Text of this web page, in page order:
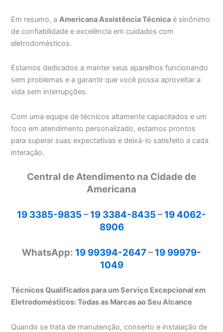
Em resumo, aAmericana Assistência Técnica é sinônimo
de confiabilidade e excelência em cuidados com
eletrodomésticos.
Estamos dedicados a manter seus aparelhos funcionando
sem problemas e a garantir que você possa aproveitar a
vida sem interrupções.
Com uma equipe de técnicos altamente capacitados e um
foco em atendimento personalizado, estamos prontos
para superar suas expectativas e deixá-lo satisfeito a cada
interação.
Central de Atendimento na Cidade de
Americana
19 3385-9835 –19 3384-8435 –19 4062-
8906
WhatsApp: 19 99394-2647–19 99979-
1049
Técnicos Qualificados para um Serviço Excepcional em
Eletrodomésticos: Todas as Marcas ao Seu Alcance
Quando se trata de manutenção, conserto e instalação de